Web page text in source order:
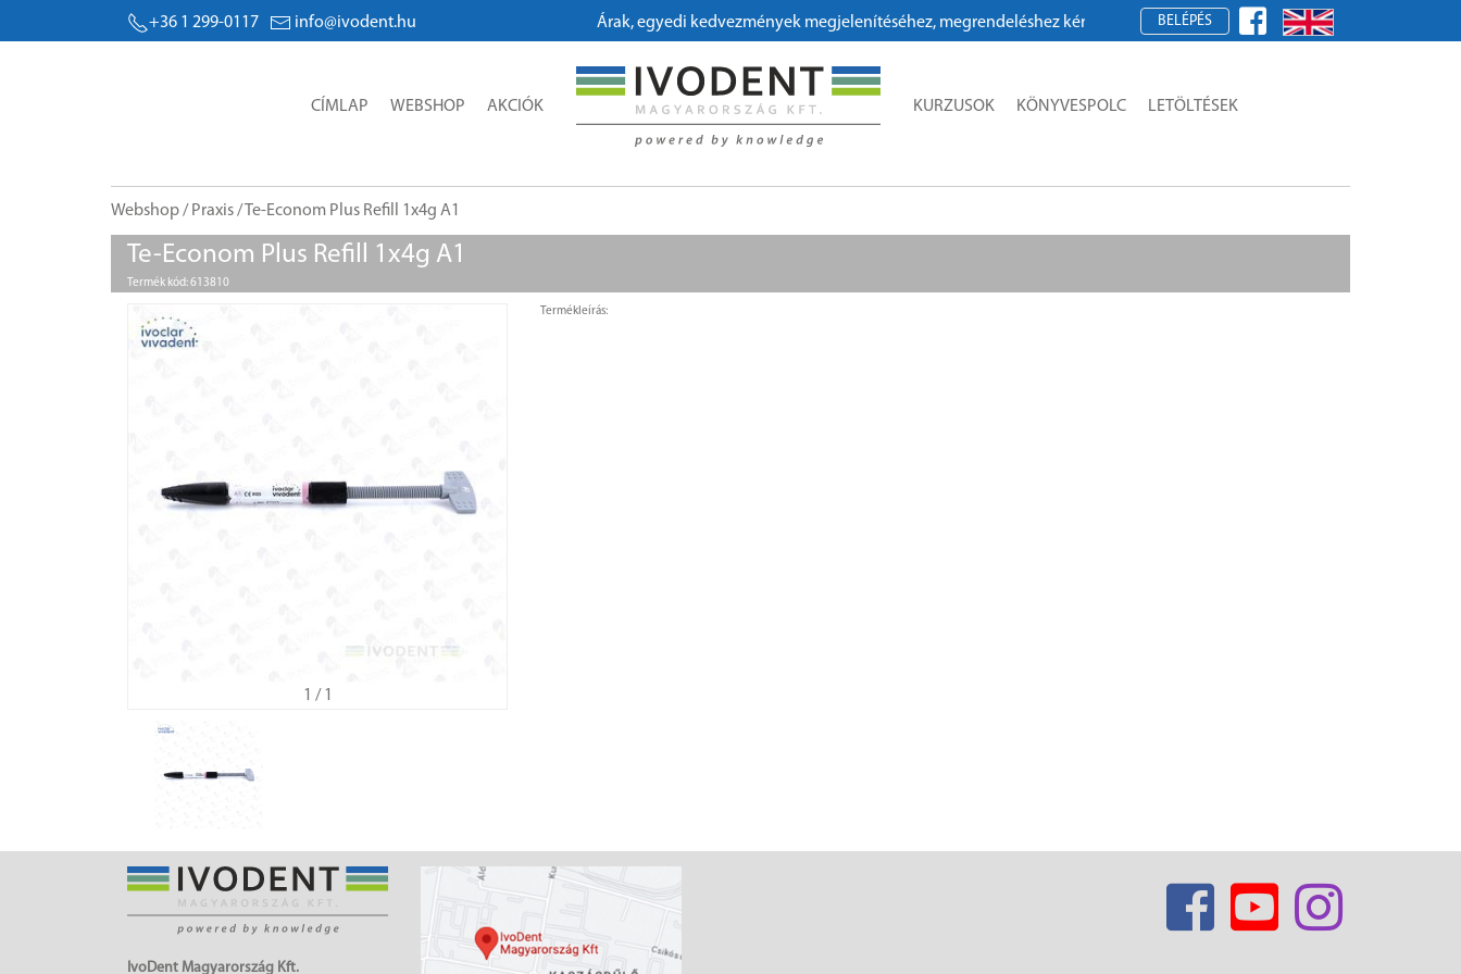
+36 1 299-0117 info@ivodent.hu Árak, egyedi kedvezmények megjelenítéséhez, megrendeléshez kérjük, regisztráljon!
BELÉPÉS
CÍMLAP WEBSHOP AKCIÓK KURZUSOK KÖNYVESPOLC LETÖLTÉSEK
Webshop/ Praxis/ Te-Econom Plus Refill 1x4g A1
Te-Econom Plus Refill 1x4g A1
Termék kód: 613810
1 / 1
Termékleírás:
IvoDent Magyarország Kft.